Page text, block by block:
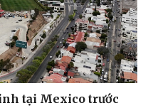
tại Mexico trước